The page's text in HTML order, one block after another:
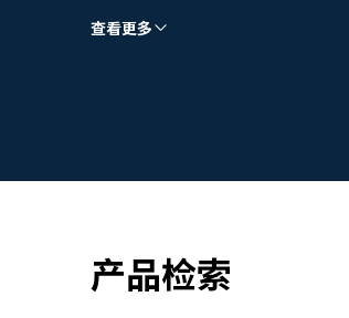
134.2 kHz) 的RFID设备和其他
路提供电源。
查看更多
产品检索